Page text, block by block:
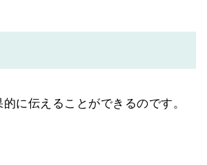
に伝えることができるのです。